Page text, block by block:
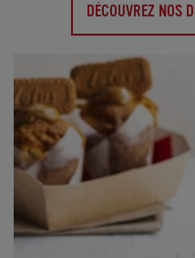
DÉCOUVREZ NOS